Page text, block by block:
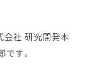
社 研究開発本
す。